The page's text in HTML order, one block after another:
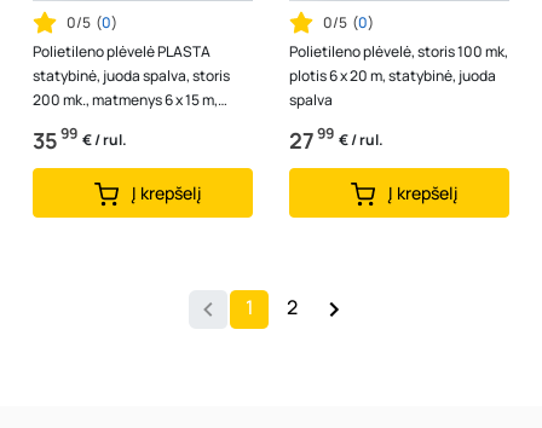
0/5 (0)
Polietileno plėvelė PLASTA
statybinė, juoda spalva, storis
200 mk., matmenys 6 x 15 m,
73578000
3599 € / rul.
Į krepšelį
0/5 (0)
Polietileno plėvelė, storis 100 mk,
plotis 6 x 20 m, statybinė, juoda
spalva
2799 € / rul.
Į krepšelį
1 2